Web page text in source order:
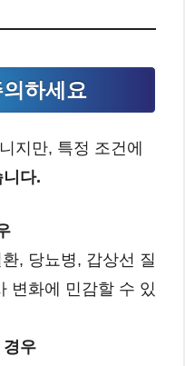
하세요
지만, 특정 조건에
다.
, 당뇨병, 갑상선 질
변화에 민감할 수 있
경우